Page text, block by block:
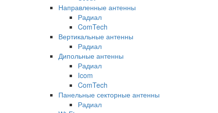
Направленные антенны
Радиал
ComTech
Вертикальные антенны
Радиал
Дипольные антенны
Радиал
Icom
ComTech
Панельные секторные антенны
Радиал